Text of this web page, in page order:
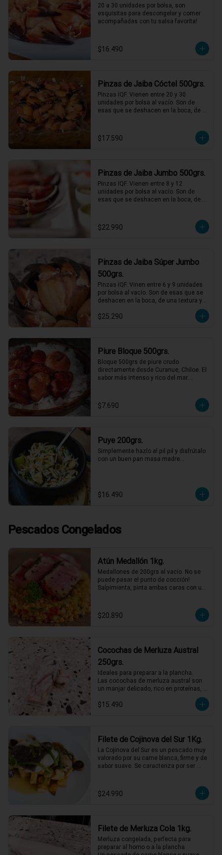
20 a 30 unidades por bolsa, son
esquisitas para descongelar y comer
acompañadas con tu salsa favorita!
$16.490
Pinzas de Jaiba Cóctel 500grs.
Pinzas IQF. Vienen entre 20 y 30
unidades por bolsa al vacío. Son de
esas que se deshacen en la boca, de
mayonesas de varios sabores.
$17.590
Pinzas de Jaiba Jumbo 500grs.
Pinzas IQF. Vienen entre 8 y 12
unidades por bolsa al vacío. Son de
esas que se deshacen en la boca, de
mayonesas de varios sabores.
$22.990
Pinzas de Jaiba Súper Jumbo
500grs.
Pinzas IQF. Vinen entre 6 y 9 unidades
por bolsa al vacío. Son de esas que se
deshacen en la boca, de una textura y
sabor incomparables, solo descongelar
bien y acompañar con mayonesas de
$25.290
Piure Bloque 500grs.
Bloque 500grs de piure crudo
directamente desde Curanue, Chiloe. El
sabor más intenso y rico del mar.
o caldos.
$7.690
Puye 200grs.
Simplemente hazlo al pil pil y disfrútalo
con un buen pan masa madre…
$16.490
Pescados Congelados
Atún Medallón 1kg.
Medallones de 200grs al vacío. No se
puede pasar el punto de cocción!
Salpimienta, pinta ambas caras con un
con un poco de aceite de oliva por 20-
30 segundos a fuego fuerte por cada
$20.890
Cocochas de Merluza Austral
250grs.
Ideales para preparar a la plancha.
Las cocochas de merluza austral son
un manjar delicado, rico en proteínas,
ácidos grasos omega-3 y vitaminas del
grupo B.
$15.490
Filete de Cojinova del Sur 1Kg.
La Cojinova del Sur es un pescado muy
valorado por su carne blanca, firme y de
sabor suave. Se caracteriza por ser
plancha, a la parrilla o al horno. Vienen
en filetes de entre 300 grs y 500 grs.
$24.990
Filete de Merluza Cola 1kg.
Merluza congelada, perfecta para
preparar al horno o a la plancha